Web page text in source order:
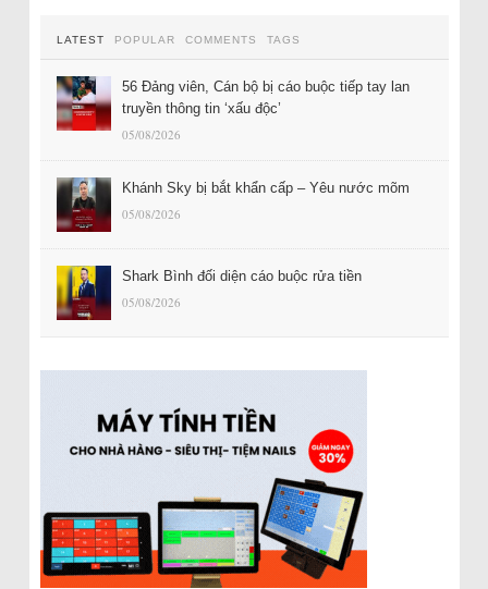
LATEST POPULAR COMMENTS TAGS
56 Đảng viên, Cán bộ bị cáo buộc tiếp tay lan
truyền thông tin ‘xấu độc’
05/08/2026
Khánh Sky bị bắt khẩn cấp – Yêu nước mõm
05/08/2026
Shark Bình đối diện cáo buộc rửa tiền
05/08/2026